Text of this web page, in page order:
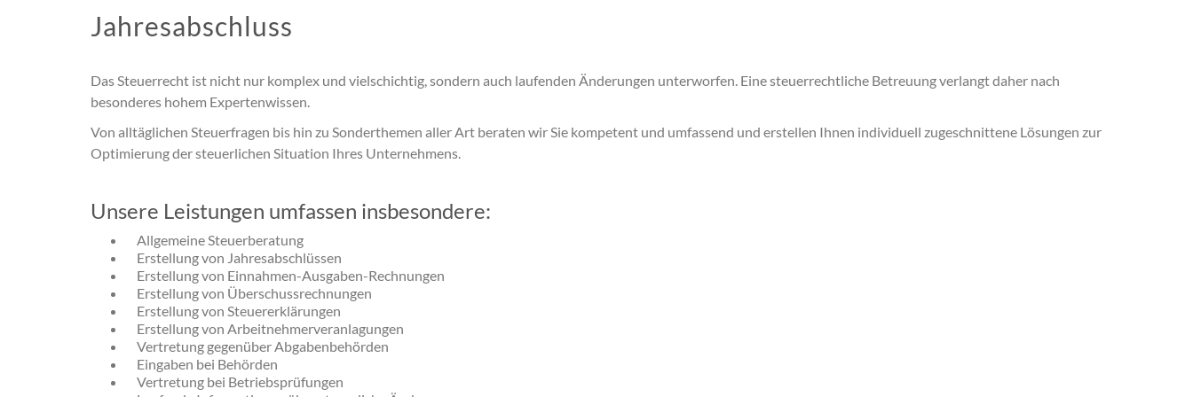
Jahresabschluss
Das Steuerrecht ist nicht nur komplex und vielschichtig, sondern auch laufenden Änderungen unterworfen. Eine steuerrechtliche Betreuung verlangt daher nach
besonderes hohem Expertenwissen.
Von alltäglichen Steuerfragen bis hin zu Sonderthemen aller Art beraten wir Sie kompetent und umfassend und erstellen Ihnen individuell zugeschnittene Lösungen zur
Optimierung der steuerlichen Situation Ihres Unternehmens.
Unsere Leistungen umfassen insbesondere:
Allgemeine Steuerberatung
Erstellung von Jahresabschlüssen
Erstellung von Einnahmen-Ausgaben-Rechnungen
Erstellung von Überschussrechnungen
Erstellung von Steuererklärungen
Erstellung von Arbeitnehmerveranlagungen
Vertretung gegenüber Abgabenbehörden
Eingaben bei Behörden
Vertretung bei Betriebsprüfungen